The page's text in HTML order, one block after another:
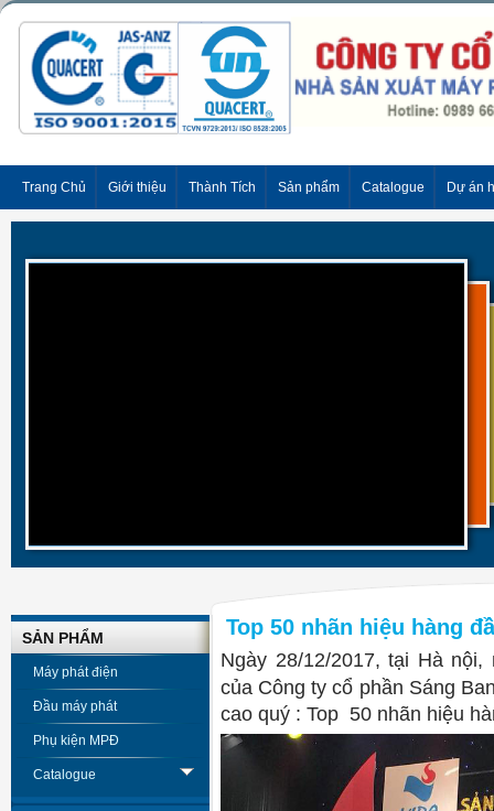
Trang Chủ Giới thiệu Thành Tích Sản phẩm Catalogue Dự án
SẢN PHẨM
Máy phát điện
Đầu máy phát
Phụ kiện MPĐ
Catalogue
Top 50 nhãn hiệu hàng
Ngày 28/12/2017, tại Hà
của Công ty cổ phần Sáng
cao quý : Top 50 nhãn hiệu